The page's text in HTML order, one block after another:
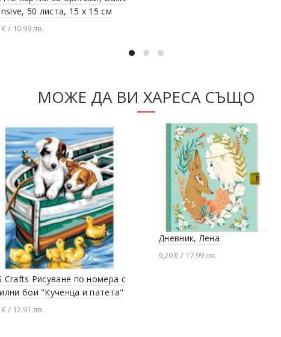
50 листа, 15 х 15 см
€ / 10.99 лв.
МОЖЕ ДА ВИ ХАРЕСА СЪЩО
Crafts Рисуване по номера с
бои "Кученца и патета"
€ / 12.91 лв.
Дневник, Лена
9,20 € / 17.99 лв.